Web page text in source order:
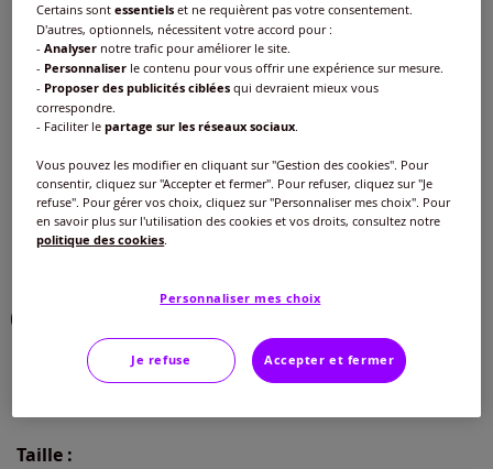
T-shirt à manches courtes contrastes
sportifs
Réf : 394.125.003
Couleur :bordeaux
Taille :
Certains sontessentiels et ne requièrent pas votre consentement.
D'autres, optionnels, nécessitent votre accord pour :
-Analyser notre trafic pour améliorer le site.
- Personnaliser le contenu pour vous offrir une expérience sur mesure.
- Proposer des publicités ciblées qui devraient mieux vous
correspondre.
- Faciliter lepartage sur les réseaux sociaux.
Vous pouvez les modifier en cliquant sur "Gestion des cookies". Pour
consentir, cliquez sur "Accepter et fermer". Pour refuser, cliquez sur "Je
refuse". Pour gérer vos choix, cliquez sur "Personnaliser mes choix". Pour
en savoir plus sur l'utilisation des cookies et vos droits, consultez notre
politique des cookies.
Personnaliser mes choix
Je refuse Accepter et fermer